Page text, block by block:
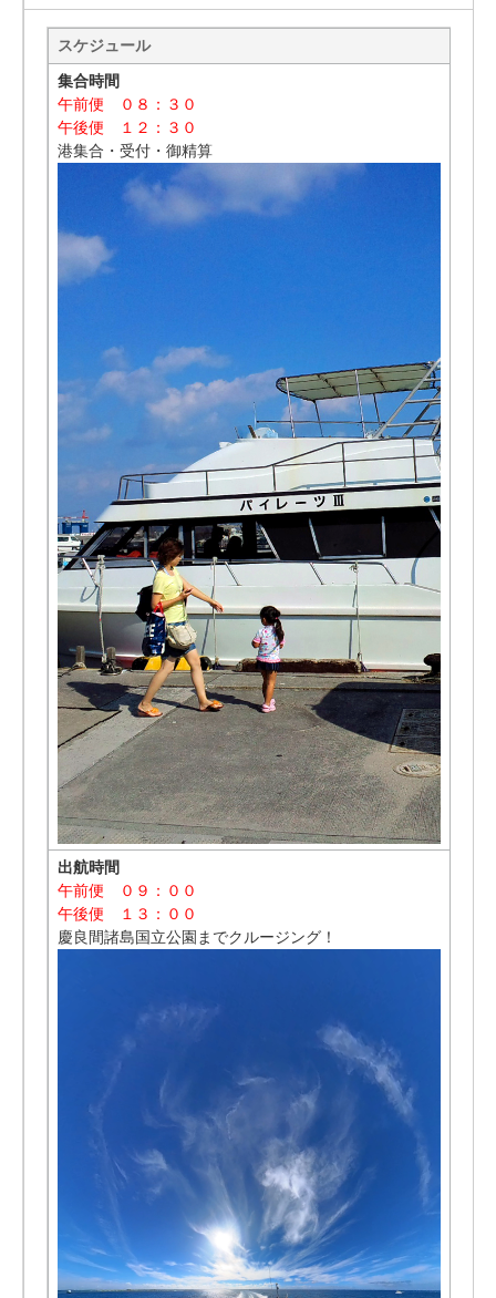
スケジュール
集合時間
午前便 ０８：３０
午後便 １２：３０
港集合・受付・御精算
出航時間
午前便 ０９：００
午後便 １３：００
慶良間諸島国立公園までクルージング！